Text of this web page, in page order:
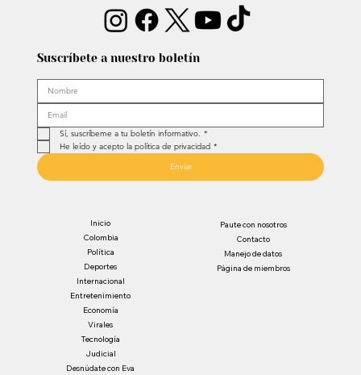
Suscríbete a nuestro boletín
Sí, suscríbeme a tu boletín informativo. *
He leído y acepto la política de privacidad *
Enviar
Inicio
Colombia
Política
Deportes
Internacional
Entretenimiento
Economía
Virales
Tecnología
Judicial
Desnúdate con Eva
Paute con nosotros
Contacto
Manejo de datos
Página de miembros